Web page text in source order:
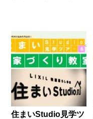
住まいStudio見学ツ